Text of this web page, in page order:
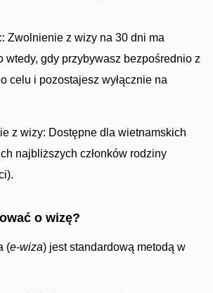
Zwolnienie z wizy na 30 dni ma
wtedy, gdy przybywasz bezpośrednio z
celu i pozostajesz wyłącznie na
z wizy: Dostępne dla wietnamskich
najbliższych członków rodziny
o wizę?
(e-wiza) jest standardową metodą w